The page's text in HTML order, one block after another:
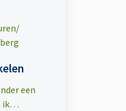
een
ik